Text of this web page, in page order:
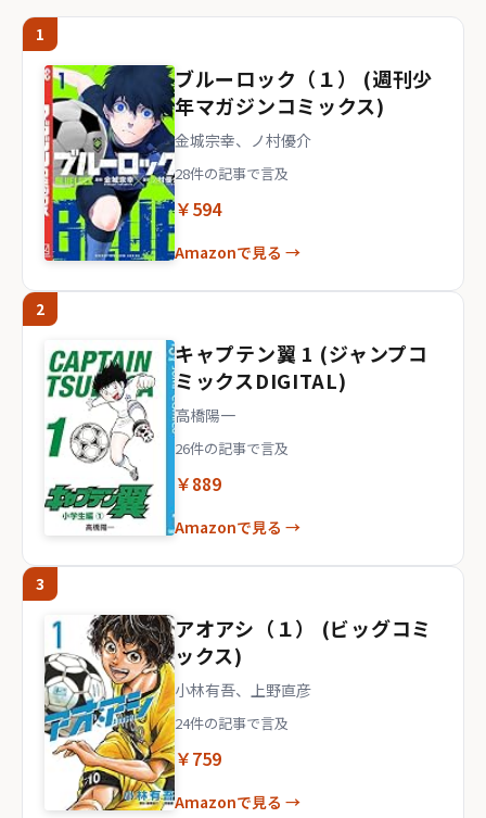
1
ブルーロック（１） (週刊少
年マガジンコミックス)
金城宗幸、ノ村優介
28件の記事で言及
￥594
Amazonで見る →
2
キャプテン翼 1 (ジャンプコ
ミックスDIGITAL)
高橋陽一
26件の記事で言及
￥889
Amazonで見る →
3
アオアシ（１） (ビッグコミ
ックス)
小林有吾、上野直彦
24件の記事で言及
￥759
Amazonで見る →